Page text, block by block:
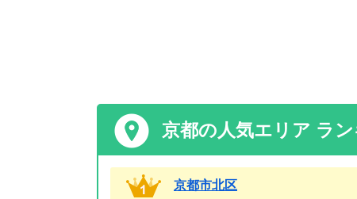
京都の人気エリア ラ
京都市北区